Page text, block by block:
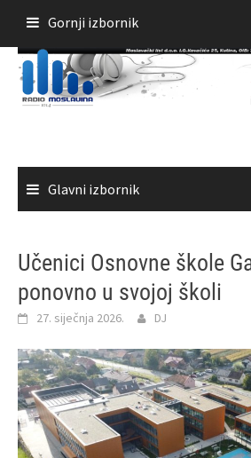
sadržaja
Gornji izbornik
Glavni izbornik
Učenici Osnovne škole
ponovno u svojoj školi
27. siječnja 2026. DJ